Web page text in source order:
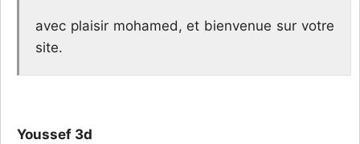
avec plaisir mohamed, et bienvenue sur votre
site.
Youssef 3d